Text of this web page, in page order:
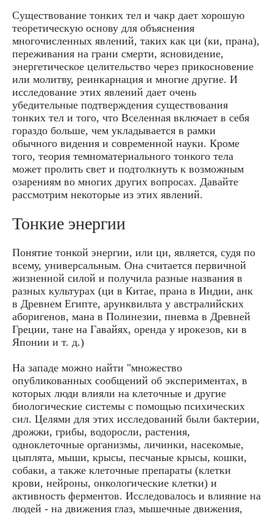
Существование тонких тел и чакр дает хорошую
теоретическую основу для объяснения
многочисленных явлений, таких как ци (ки, прана),
переживания на грани смерти, ясновидение,
энергетическое целительство через прикосновение
или молитву, реинкарнация и многие другие. И
исследование этих явлений дает очень
убедительные подтверждения существования
тонких тел и того, что Вселенная включает в себя
гораздо больше, чем укладывается в рамки
обычного видения и современной науки. Кроме
того, теория темноматериального тонкого тела
может пролить свет и подтолкнуть к возможным
озарениям во многих других вопросах. Давайте
рассмотрим некоторые из этих явлений.
Тонкие энергии
Понятие тонкой энергии, или ци, является, судя по
всему, универсальным. Она считается первичной
жизненной силой и получила разные названия в
разных культурах (ци в Китае, прана в Индии, анк
в Древнем Египте, арунквильта у австралийских
аборигенов, мана в Полинезии, пневма в Древней
Греции, тане на Гавайях, оренда у ирокезов, ки в
Японии и т. д.)
На западе можно найти "множество
опубликованных сообщений об экспериментах, в
которых люди влияли на клеточные и другие
биологические системы с помощью психических
сил. Целями для этих исследований были бактерии,
дрожжи, грибы, водоросли, растения,
одноклеточные организмы, личинки, насекомые,
цыплята, мыши, крысы, песчаные крысы, кошки,
собаки, а также клеточные препараты (клетки
крови, нейроны, онкологические клетки) и
активность ферментов. Исследовалось и влияние на
людей - на движения глаз, мышечные движения,